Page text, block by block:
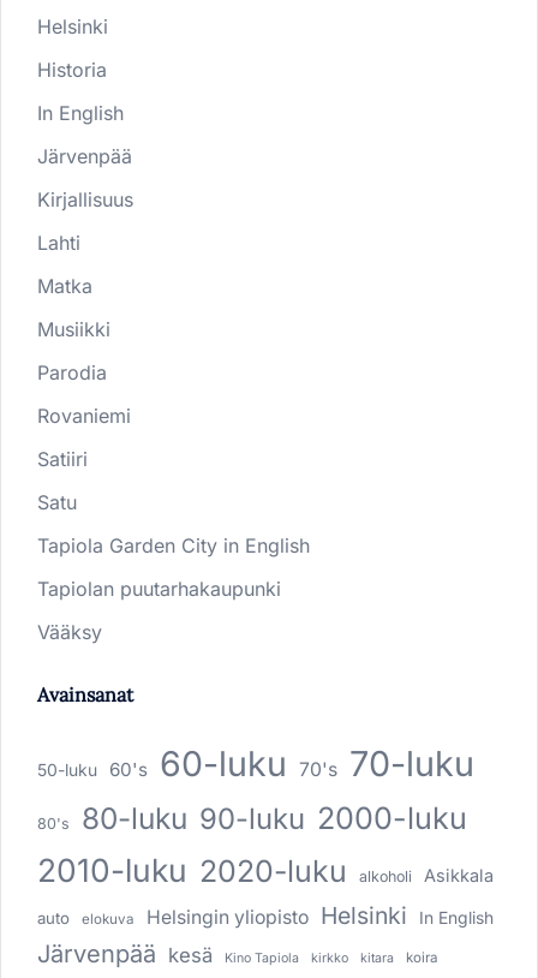
Helsinki
Historia
In English
Järvenpää
Kirjallisuus
Lahti
Matka
Musiikki
Parodia
Rovaniemi
Satiiri
Satu
Tapiola Garden City in English
Tapiolan puutarhakaupunki
Vääksy
Avainsanat
50-luku 60's 60-luku 70's 70-luku
80's 80-luku 90-luku 2000-luku
2010-luku 2020-luku alkoholi Asikkala
auto elokuva Helsingin yliopisto Helsinki In English
Järvenpää kesä Kino Tapiola kirkko kitara koira